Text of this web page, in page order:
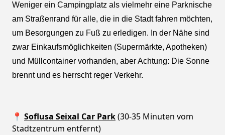
Weniger ein Campingplatz als vielmehr eine Parknische
am Straßenrand für alle, die in die Stadt fahren möchten,
um Besorgungen zu Fuß zu erledigen. In der Nähe sind
zwar Einkaufsmöglichkeiten (Supermärkte, Apotheken)
und Müllcontainer vorhanden, aber Achtung: Die Sonne
brennt und es herrscht reger Verkehr.
📍 Soflusa Seixal Car Park(30-35 Minuten vom
Stadtzentrum entfernt)